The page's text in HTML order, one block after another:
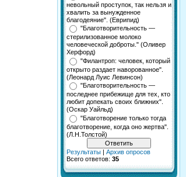
невольный проступок, так нельзя и
хвалить за вынужденное
благодеяние". (Еврипид)
"Благотворительность —
стерилизованное молоко
человеческой доброты." (Оливер
Херфорд)
"Филантроп: человек, который
открыто раздает наворованное".
(Леонард Луис Левинсон)
"Благотворительность —
последнее прибежище для тех, кто
любит допекать своих ближних".
(Оскар Уайльд)
"Благотворение только тогда
благотворение, когда оно жертва".
(Л.Н.Толстой)
Результаты | Архив опросов
Всего ответов: 35